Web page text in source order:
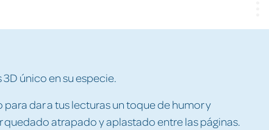
único en su especie.
dar a tus lecturas un toque de humor y
atrapado y aplastado entre las páginas.